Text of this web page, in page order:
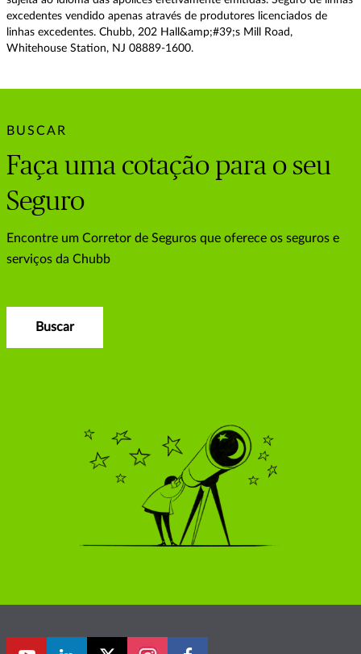
excedentes vendido apenas através de produtores licenciados de
linhas excedentes. Chubb, 202 Hall&amp;#39;s Mill Road,
Whitehouse Station, NJ 08889-1600.
BUSCAR
Faça uma cotação para o seu
Seguro
Encontre um Corretor de Seguros que oferece os seguros e
serviços da Chubb
Buscar